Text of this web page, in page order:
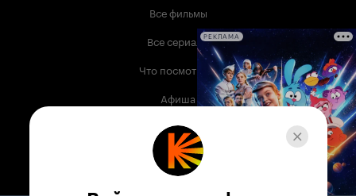
Все фильмы
Все сериалы
Что посмотреть
Афиша
Музыка
Телепрограмма
РЕКЛАМА